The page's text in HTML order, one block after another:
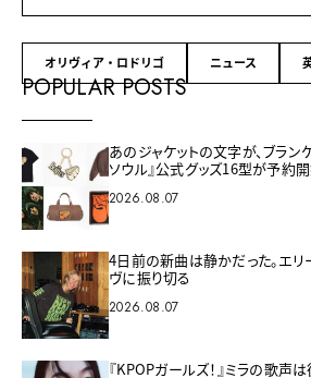
オリヴィア・ロドリゴ ニュース
POPULAR POSTS
あのジャケットの文字が、ブラン
ソウル』公式グッズ16型が予約
2026.08.07
4日前の新曲は静かだった。エリ
ヴに振り切る
2026.08.07
『KPOPガールズ！』ミラの歌声